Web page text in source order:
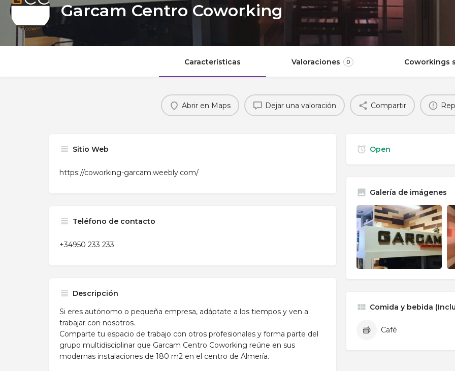
Garcam Centro Coworking
Características Valoraciones 0 Coworkings
Abrir en Maps Dejar una valoración Compartir
Sitio Web
https://coworking-garcam.weebly.com/
Teléfono de contacto
+34950 233 233
Descripción
Si eres autónomo o pequeña empresa, adáptate a los tiempos y ven a
trabajar con nosotros.
​Comparte tu espacio de trabajo con otros profesionales y forma parte del
grupo multidisciplinar que Garcam Centro Coworking reúne en sus
modernas instalaciones de 180 m2 en el centro de Almería.
Open
Galería de imágenes
Comida y bebida
Café